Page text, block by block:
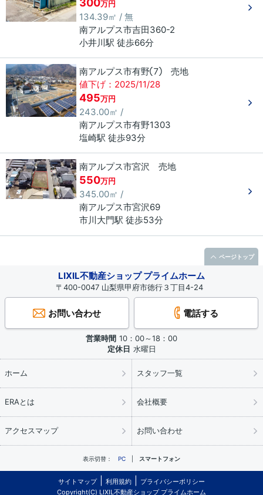
300万円
134.39㎡ / 無
南アルプス市吉田360-2
小井川駅 徒歩66分
南アルプス市有野⑦ 売地
値下げ：2025/11/28
495万円
243.00㎡ /
南アルプス市有野1303
塩崎駅 徒歩93分
南アルプス市宮沢 売地
550万円
345.00㎡ /
南アルプス市宮沢69
市川大門駅 徒歩53分
LIXIL不動産ショップ プライムホーム
〒400-0047 山梨県甲府市徳行３丁目4-24
お問い合わせ 電話する
営業時間 10：00～18：00
定休日 水曜日
ホーム スタッフ一覧
ERAとは 会社概要
アクセスマップ お問い合わせ
表示切替： PC スマートフォン
サイトマップ 利用規約
プライバシーポリシー
Copyright(C) LIXIL不動産ショップ プライムホーム
ページトップ